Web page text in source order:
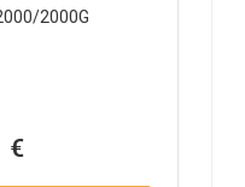
2000G
€